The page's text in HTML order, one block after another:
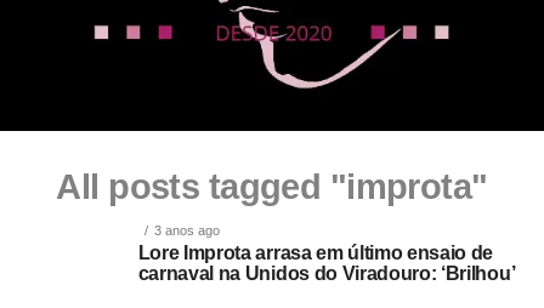
All posts tagged "improta"
3 anos ago
Lore Improta arrasa em último ensaio de
carnaval na Unidos do Viradouro: ‘Brilhou’